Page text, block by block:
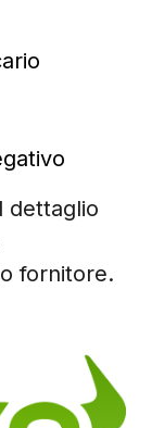
dettaglio
fornitore.